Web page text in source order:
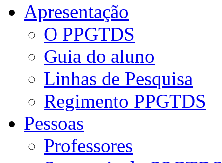
Apresentação
O PPGTDS
Guia do aluno
Linhas de Pesquisa
Regimento PPGTDS
Pessoas
Professores